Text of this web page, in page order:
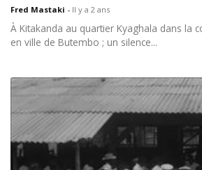
Fred Mastaki - Il y a 2 ans
À Kitakanda au quartier Kyaghala dans la
en ville de Butembo ; un silence...